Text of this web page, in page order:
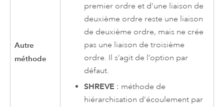
Autre
méthode
premier ordre et d’une liaison de
deuxième ordre reste une liaison
de deuxième ordre, mais ne crée
pas une liaison de troisième
ordre. Il s’agit de l’option par
défaut.
SHREVE : méthode de
hiérarchisation d’écoulement par